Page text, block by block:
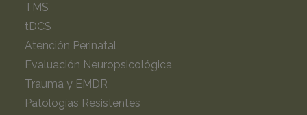
TMS
tDCS
Atención Perinatal
Evaluación Neuropsicológica
Trauma y EMDR
Patologías Resistentes